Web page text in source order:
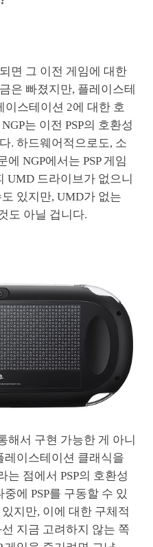
면 그 이전 게임에 대한
은 빠졌지만, 플레이스테
이스테이션 2에 대한 호
는 이전 PSP의 호환성
. 하드웨어적으로도, 소
NGP에서는 PSP 게임
UMD 드라이브가 없으니
있지만, UMD가 없는
도 아닐 겁니다.
해서 구현 가능한 게 아니
레이스테이션 클래식을
점에서 PSP의 호환성
에 PSP를 구동할 수 있
지만, 이에 대한 구체적
지금 고려하지 않는 쪽